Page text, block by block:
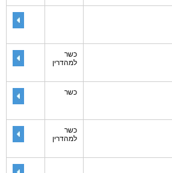
כשר
למהדרין
כשר
כשר
למהדרין